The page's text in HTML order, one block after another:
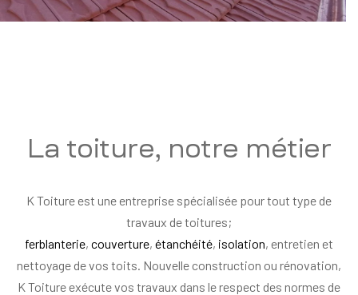
La toiture, notre métier
K Toiture est une entreprise spécialisée pour tout type de
travaux de toitures;
ferblanterie, couverture, étanchéité, isolation, entretien et
nettoyage de vos toits. Nouvelle construction ou rénovation,
K Toiture exécute vos travaux dans le respect des normes de